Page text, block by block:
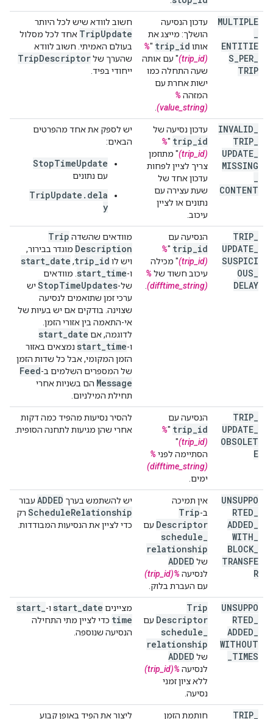
MULTIPLE
ENTITIE
S PER
TRIP
עדכון הנסיעה
הושלך: מייצג את
אותו
trip id
"
%
(trip_id)
" עם אותה
שעה התחלה כמו
ישות אחרת עם
המזהה %
(value_string)
חשוב לוודא שיש לכל היותר
TripUpdate
אחד לכל מסלול
בעולם האמיתי. חשוב לוודא
שהערך של
TripDescriptor
ייחודי בפיד.
INVALID
TRIP
UPDATE
MISSING
CONTENT
עדכון נסיעה של
trip id
"
%
(trip_id)
" מתוזמן
צריך לציין לפחות
עדכון אחד של
שעת עצירה עם
נתונים או לציין
עיכוב.
יש לספק את אחד מהפרטים
הבאים:
StopTimeUpdate
עם נתונים
TripUpdate.dela
y
TRIP
UPDATE
SUSPICI
OUS
DELAY
הנסיעה עם
trip id
"
%
(trip_id)
" מכילה
עיכוב חשוד של %
(difftime_string)
מוודאים שהשדה Trip
Description מוגדר בבירור,
ויש לו
trip id
,‏
start date
ו- start time
. מוודאים
של-
StopTimeUpdates
יש
ערכי זמן שתואמים לנסיעה
שצוינה. בודקים אם יש בעיות של
אי-התאמה בין אזורי הזמן.
לדוגמה, אם
start date
ו- start time
נמצאים באזור
הזמן המקומי, אבל כל שדות הזמן
של המספרים השלמים ב-Feed
Message הם בשניות אחרי
תחילת המילניום.
TRIP
UPDATE
OBSOLET
E
הנסיעה עם
trip id
"
%
(trip_id)
"
הסתיימה לפני %
(difftime_string)
ימים.
להסיר נסיעות מהפיד כמה דקות
אחרי שהן מגיעות לתחנה הסופית.
UNSUPPO
RTED
ADDED
WITH
BLOCK
TRANSFE
R
אין תמיכה
ב-Trip
Descriptor עם
schedule
relationship
של ADDED
לנסיעה %(trip_id)
עם העברת בלוק.
יש להשתמש בערך ADDED עבור
ScheduleRelationship
רק
כדי לציין את הנסיעות המבודדות.
UNSUPPO
RTED
ADDED
WITHOUT
TIMES
Trip
Descriptor עם
schedule
relationship
של ADDED
לנסיעה %(trip_id)
ללא ציון זמני
נסיעה.
מציינים start date ו- start
time כדי לציין מתי התחילה
הנסיעה שנוספה.
TRIP חותמת הזמן ליצור את הפיד באופן קבוע